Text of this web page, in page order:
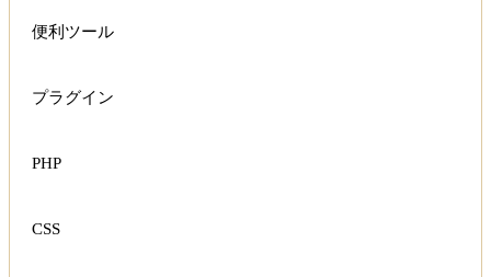
便利ツール
プラグイン
PHP
CSS